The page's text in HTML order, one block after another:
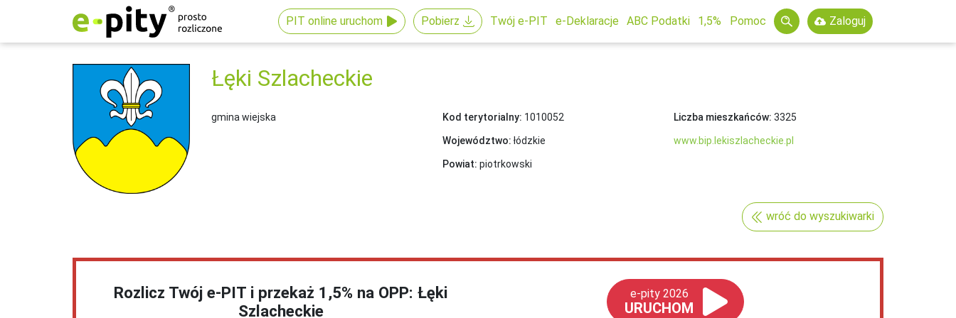
PIT online uruchom Pobierz Twój e-PIT e-Deklaracje ABC Podatki 1,5% Pomoc Zaloguj
Łęki Szlacheckie
gmina wiejska Kod terytorialny: 1010052
Województwo: łódzkie
Powiat: piotrkowski
Liczba mieszkańców: 3325
www.bip.lekiszlacheckie.pl
wróć do wyszukiwarki
Rozlicz Twój e-PIT i przekaż 1,5% na OPP: Łęki
Szlacheckie
e-pity 2026
URUCHOM